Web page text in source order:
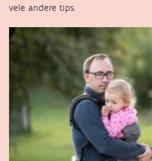
vele andere tips.